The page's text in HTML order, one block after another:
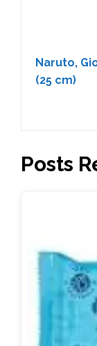
Naruto,
(25 cm)
Posts